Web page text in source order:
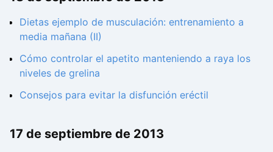
Dietas ejemplo de musculación: entrenamiento a
media mañana (II)
Cómo controlar el apetito manteniendo a raya los
niveles de grelina
Consejos para evitar la disfunción eréctil
17 de septiembre de 2013